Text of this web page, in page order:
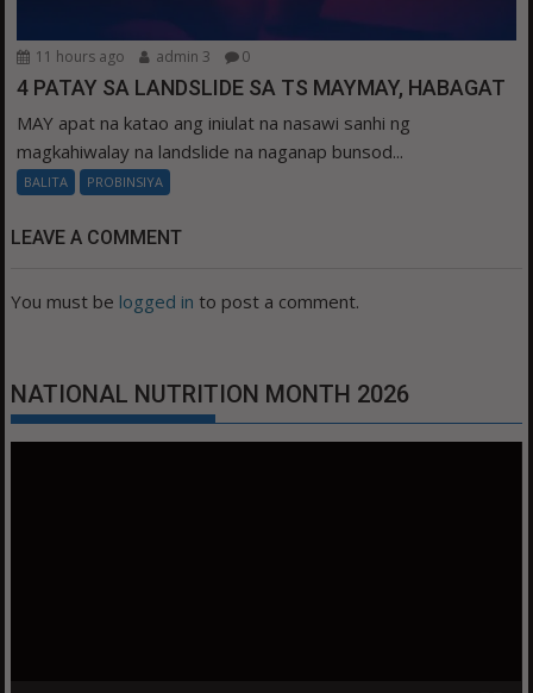
11 hours ago admin 3 0
4 PATAY SA LANDSLIDE SA TS MAYMAY, HABAGAT
MAY apat na katao ang iniulat na nasawi sanhi ng
magkahiwalay na landslide na naganap bunsod...
BALITA PROBINSIYA
LEAVE A COMMENT
You must be logged in to post a comment.
NATIONAL NUTRITION MONTH 2026